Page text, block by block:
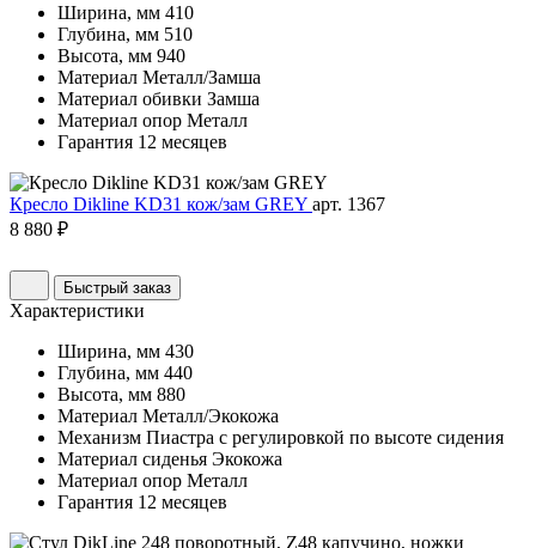
Ширина, мм 410
Глубина, мм 510
Высота, мм 940
Материал Металл/Замша
Материал обивки Замша
Материал опор Металл
Гарантия 12 месяцев
Кресло Dikline KD31 кож/зам GREY арт. 1367
8 880 ₽
Быстрый заказ
Характеристики
Ширина, мм 430
Глубина, мм 440
Высота, мм 880
Материал Металл/Экокожа
Механизм Пиастра с регулировкой по высоте сидения
Материал сиденья Экокожа
Материал опор Металл
Гарантия 12 месяцев